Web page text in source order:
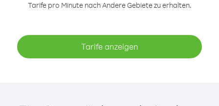
Tarife pro Minute nach Andere Gebiete zu erhalten.
Tarife anzeigen